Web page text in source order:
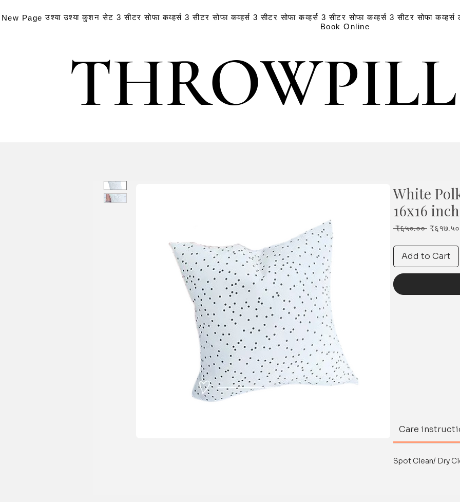
New Page उश्या उश्या कुशन सेट 3 सीटर सोफा कव्हर्स 3 सीटर सोफा कव्हर्स 3 सीटर सोफा कव्हर्स 3 सीटर सोफा कव्हर्स 3 सीटर सोफा कव्हर्स
Book Online
White
16x16
₹६५०.०० Regular
₹६१७.५०
Add to Cart
Care
Spot Clean/ Dry